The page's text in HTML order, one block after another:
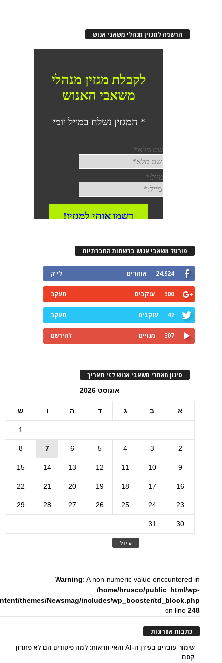
הרשמה למגזין מנהלי משאבי אנוש
פורטל משאבי אנוש ברשתות החברתיות
24,924 אוהדים לייק
300 עוקבים מעקב
47 עוקבים מעקב
307 מנויים להירשם
סינון מאמרי משאבי אנוש לפי תאריך
אוגוסט 2026
א ב ג ד ה ו ש
« יול
1
2
3
4
5
6
7
8
9
10
11
12
13
14
15
16
17
18
19
20
21
22
23
24
25
26
27
28
29
30
31
Warning: A non-numeric value encountered in
/home/hrusco/public_html/wp-
themes/Newsmag/includes/wp_booster/td_block.php
on line248
כתבות אחרונות
שימור עובדים בעידן ה-AI והאי-וודאות: למה פיטורים הם לא פתרון
קסם